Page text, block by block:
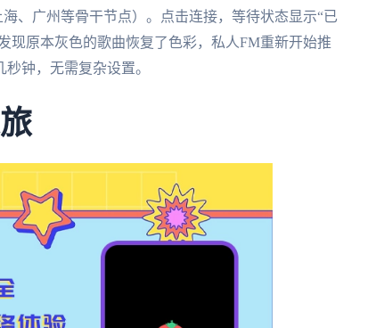
、广州等骨干节点）。点击连接，等待状态显示“已
现原本灰色的歌曲恢复了色彩，私人FM重新开始推
钟，无需复杂设置。